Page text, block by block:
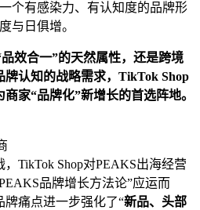
个有感染力、有认知度的品牌形
与日俱增。
效合一”的天然属性，还是跨境
牌认知的战略需求，TikTok Shop
家“品牌化”新增长的首选阵地。
TikTok Shop对PEAKS出海经营
品牌增长方法论”应运而
牌痛点进一步强化了“新品、头部